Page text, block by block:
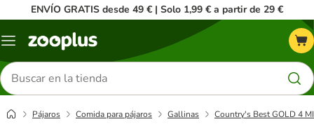
ENVÍO GRATIS desde 49 € | Solo 1,99 € a partir de 29 €
Menú
Buscar
productos
Pájaros Comida para pájaros Gallinas Country's Best GOLD 4